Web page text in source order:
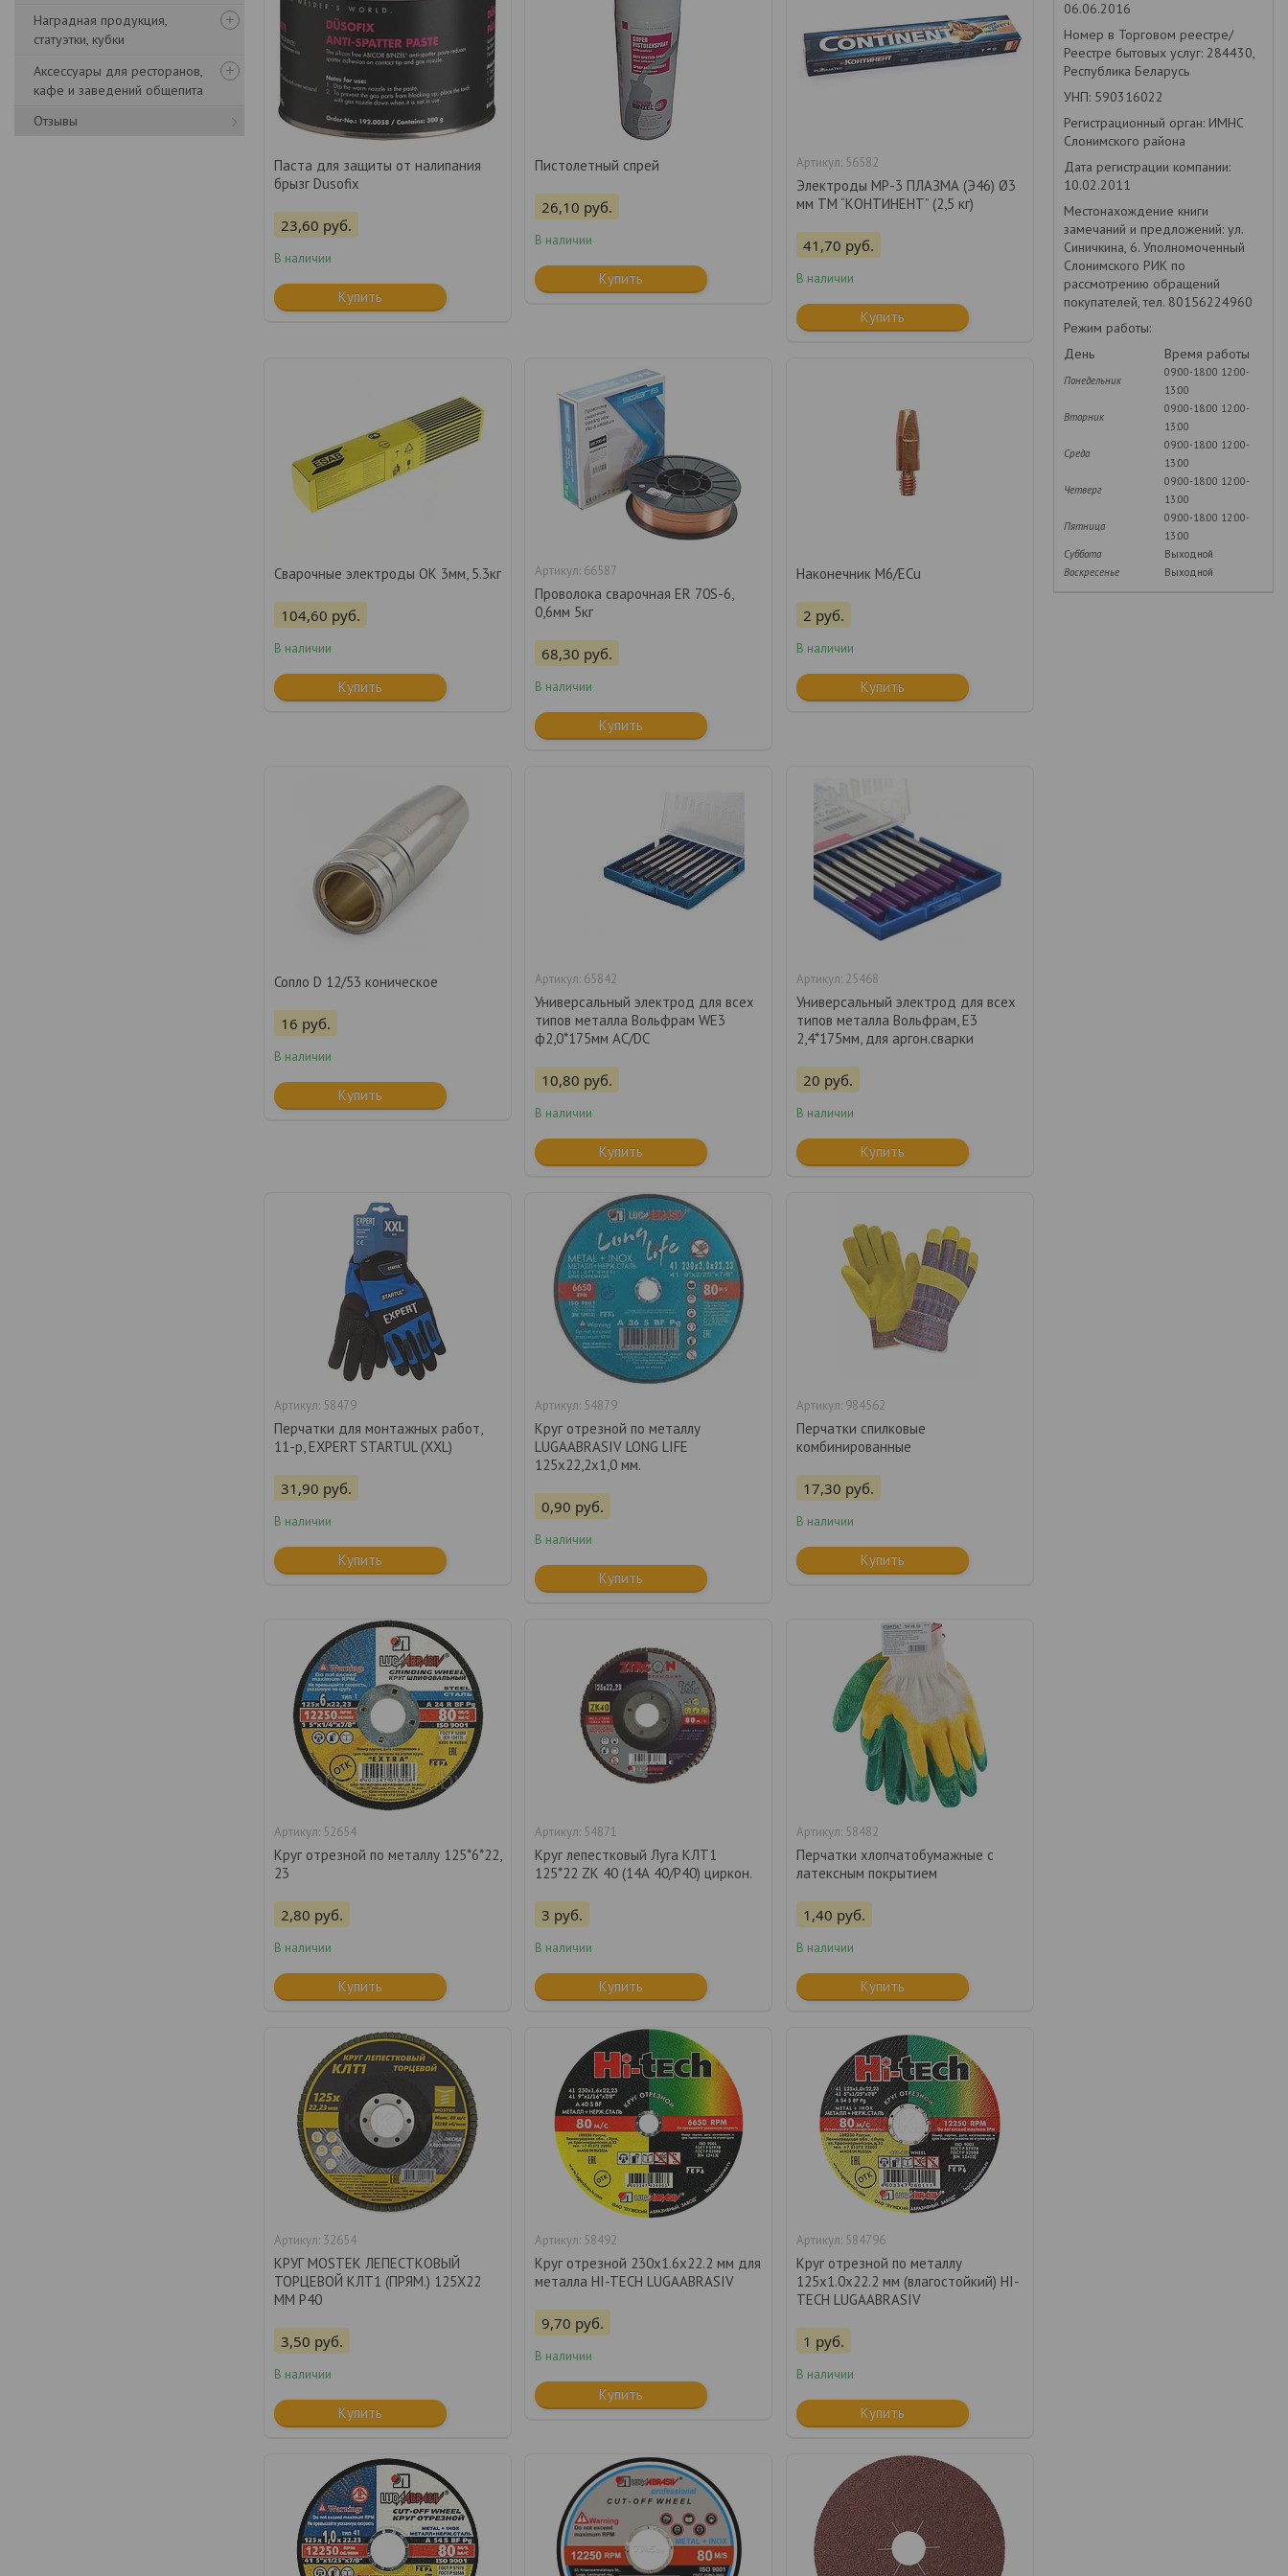
Наградная продукция,
статуэтки, кубки
Аксессуары для ресторанов,
кафе и заведений общепита
Отзывы
Паста для защиты от налипания
брызг Dusofix
23,60 руб.
В наличии
Купить
Пистолетный спрей
26,10 руб.
В наличии
Купить
56582
Электроды МР-3 ПЛАЗМА (Э46) Ø3
мм ТМ “КОНТИНЕНТ” (2,5 кг)
41,70 руб.
В наличии
Купить
Сварочные электроды ОК 3мм, 5.3кг
104,60 руб.
В наличии
Купить
66587
Проволока сварочная ER 70S-6,
0,6мм 5кг
68,30 руб.
В наличии
Купить
Наконечник М6/ECu
2 руб.
В наличии
Купить
Сопло D 12/53 коническое
16 руб.
В наличии
Купить
65842
Универсальный электрод для всех
типов металла Вольфрам WE3
ф2,0*175мм AC/DC
10,80 руб.
В наличии
Купить
25468
Универсальный электрод для всех
типов металла Вольфрам, Е3
2,4*175мм, для аргон.сварки
20 руб.
В наличии
Купить
58479
Перчатки для монтажных работ,
11-р, EXPERT STARTUL (XXL)
31,90 руб.
В наличии
Купить
54879
Круг отрезной по металлу
LUGAABRASIV LONG LIFE
125x22,2x1,0 мм.
0,90 руб.
В наличии
Купить
984562
Перчатки спилковые
комбинированные
17,30 руб.
В наличии
Купить
52654
Круг отрезной по металлу 125*6*22,
23
2,80 руб.
В наличии
Купить
54871
Круг лепестковый Луга КЛТ1
125*22 ZK 40 (14А 40/P40) циркон.
3 руб.
В наличии
Купить
58482
Перчатки хлопчатобумажные с
латексным покрытием
1,40 руб.
В наличии
Купить
32654
КРУГ MOSTEK ЛЕПЕСТКОВЫЙ
ТОРЦЕВОЙ КЛТ1 (ПРЯМ.) 125Х22
ММ P40
3,50 руб.
В наличии
Купить
58492
Круг отрезной 230х1.6x22.2 мм для
металла HI-TECH LUGAABRASIV
9,70 руб.
В наличии
Купить
584796
Круг отрезной по металлу
125х1.0x22.2 мм (влагостойкий) HI-
TECH LUGAABRASIV
1 руб.
В наличии
Купить
06.06.2016
Номер в Торговом реестре/
Реестре бытовых услуг: 284430,
Республика Беларусь
УНП: 590316022
Регистрационный орган: ИМНС
Слонимского района
Дата регистрации компании:
10.02.2011
Местонахождение книги
замечаний и предложений: ул.
Синичкина, 6. Уполномоченный
Слонимского РИК по
рассмотрению обращений
покупателей, тел. 80156224960
Режим работы:
День
Время работы
Понедельник
09:00-18:00 12:00-
13:00
Вторник
09:00-18:00 12:00-
13:00
Среда
09:00-18:00 12:00-
13:00
Четверг
09:00-18:00 12:00-
13:00
Пятница
09:00-18:00 12:00-
13:00
Суббота
Выходной
Воскресенье
Выходной